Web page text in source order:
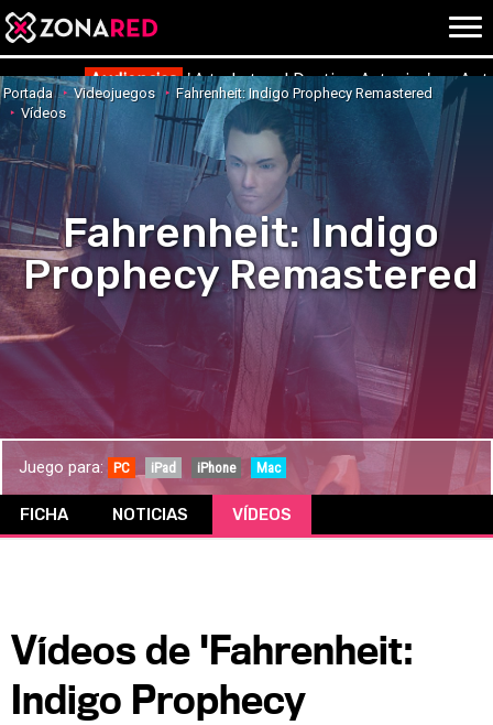
{literal}{/literal}
NOTICIAS
OPINIÓN
ANÁLISIS
AVANCES
OCIO
TV
E3
Audiencias '¡A todo tren! Destino Asturias' en
Portada Videojuegos
Fahrenheit: Indigo Prophecy Remastered
Vídeos
Fahrenheit: Indigo
Prophecy Remastered
Juego para: PC iPad iPhone Mac
FICHA NOTICIAS VÍDEOS
Vídeos de 'Fahrenheit:
Indigo Prophecy